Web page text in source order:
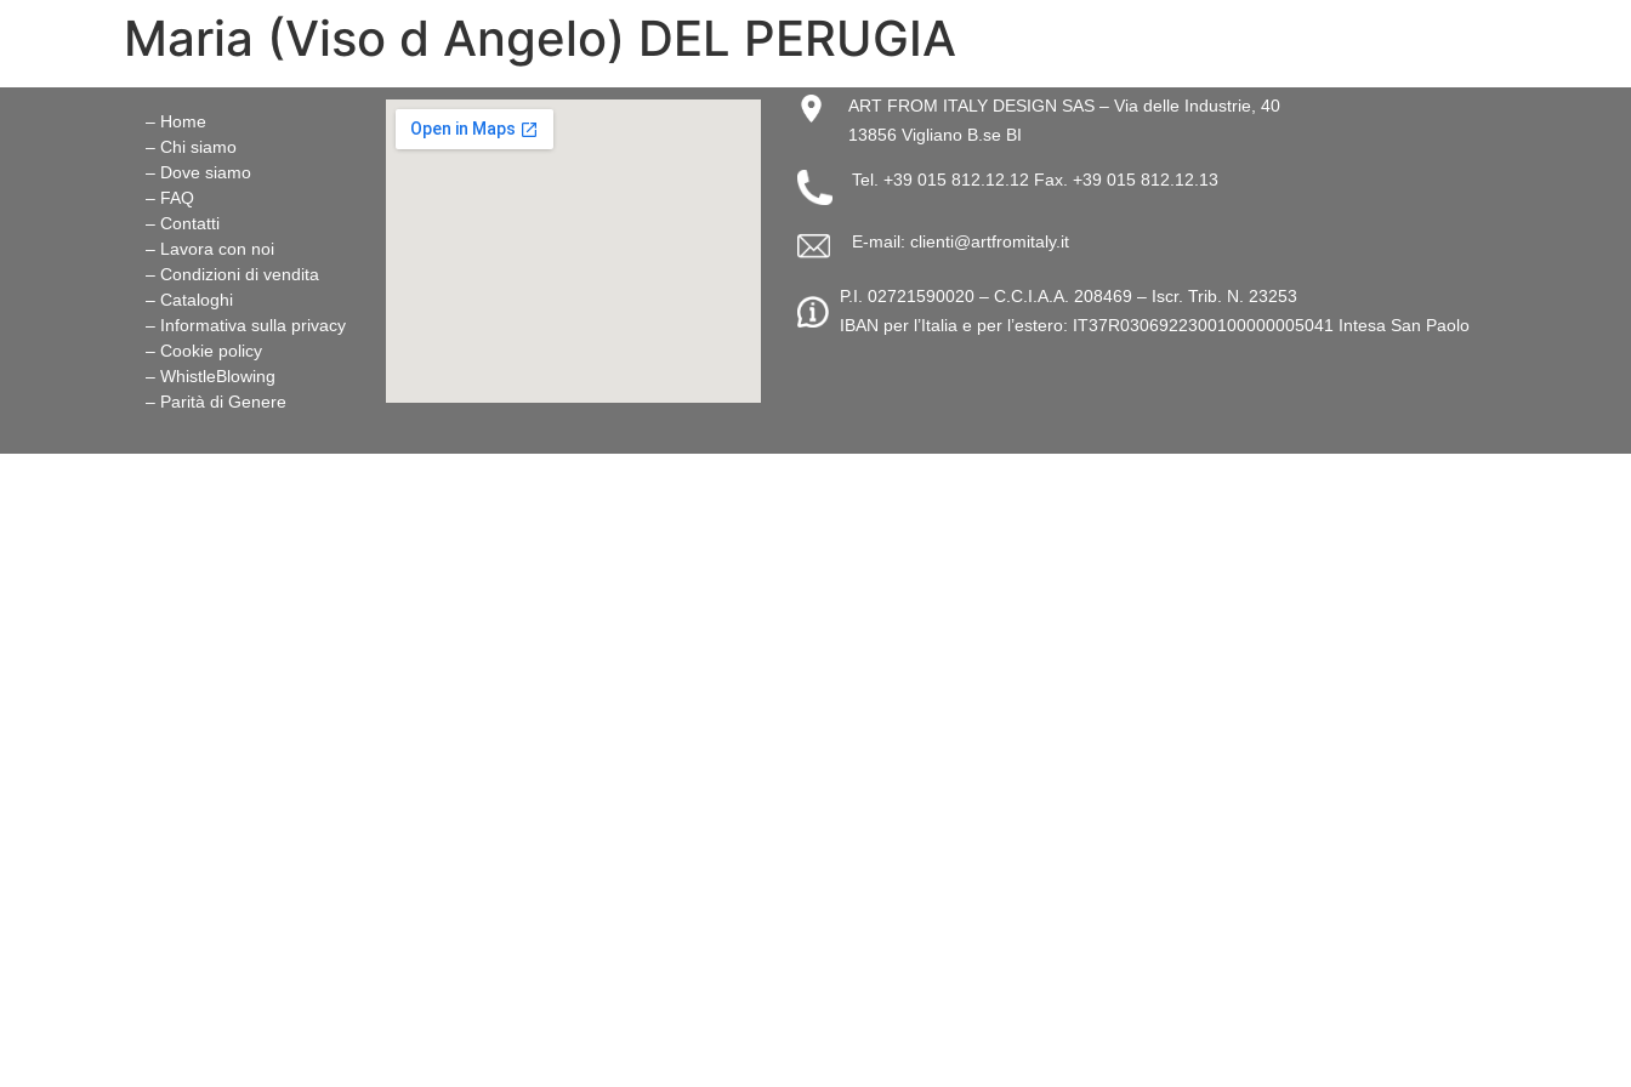
Maria (Viso d Angelo) DEL PERUGIA
– Home
– Chi siamo
– Dove siamo
– FAQ
– Contatti
– Lavora con noi
– Condizioni di vendita
– Cataloghi
– Informativa sulla privacy
– Cookie policy
– WhistleBlowing
– Parità di Genere
ART FROM ITALY DESIGN SAS – Via delle Industrie, 40
13856 Vigliano B.se BI
Tel. +39 015 812.12.12 Fax. +39 015 812.12.13
E-mail: clienti@artfromitaly.it
P.I. 02721590020 – C.C.I.A.A. 208469 – Iscr. Trib. N. 23253
IBAN per l’Italia e per l’estero: IT37R0306922300100000005041 Intesa San Paolo